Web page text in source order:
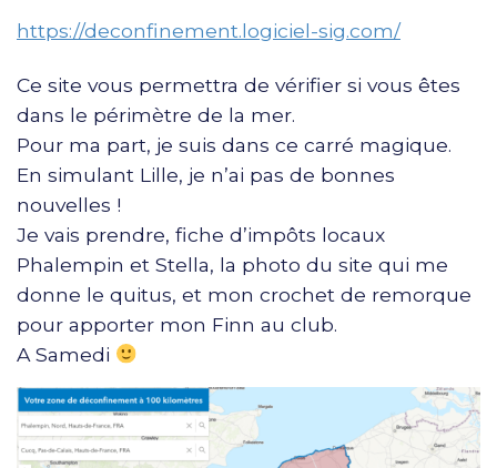
https://deconfinement.logiciel-sig.com/
Ce site vous permettra de vérifier si vous êtes
dans le périmètre de la mer.
Pour ma part, je suis dans ce carré magique.
En simulant Lille, je n’ai pas de bonnes
nouvelles !
Je vais prendre, fiche d’impôts locaux
Phalempin et Stella, la photo du site qui me
donne le quitus, et mon crochet de remorque
pour apporter mon Finn au club.
A Samedi